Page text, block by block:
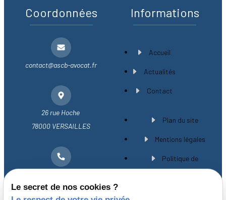
Coordonnées
contact@ascb-avocat.fr
26 rue Hoche
78000 VERSAILLES
01 30 21 28 54
Informations
Accueil
Actualités
Contact
Plan du site
Mentions légales
Politique de
Le secret de nos cookies ?